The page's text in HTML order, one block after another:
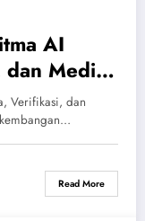
AI
Media
Verifikasi, dan
Read More